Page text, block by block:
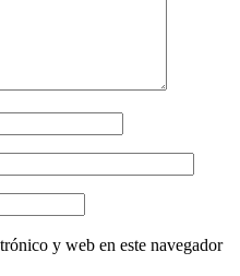
y web en este navegador